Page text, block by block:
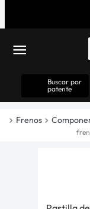
Buscar por
patente
Frenos